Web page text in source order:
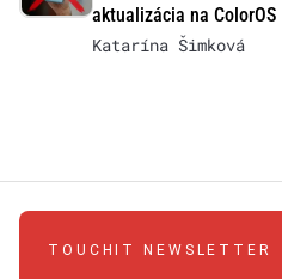
aktualizácia na
Katarína Šimková
TOUCHIT NEWSLETTER